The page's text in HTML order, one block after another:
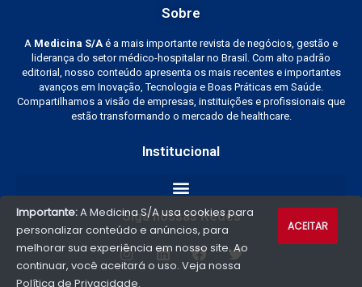
Sobre
A Medicina S/A é a mais importante revista de negócios, gestão e
liderança do setor médico-hospitalar no Brasil. Com alto padrão
editorial, nosso conteúdo apresenta os mais recentes e importantes
avanços em Inovação, Tecnologia e Boas Práticas em Saúde.
Compartilhamos a visão de empresas, instituições e profissionais que
estão transformando o mercado de healthcare.
Institucional
Siga nossas Redes
Importante:A Medicina S/A usa cookies para
personalizar conteúdo e anúncios, para
melhorar sua experiência em nosso site. Ao
continuar, você aceitará o uso. Veja nossa
Política de Privacidade.
ACEITAR